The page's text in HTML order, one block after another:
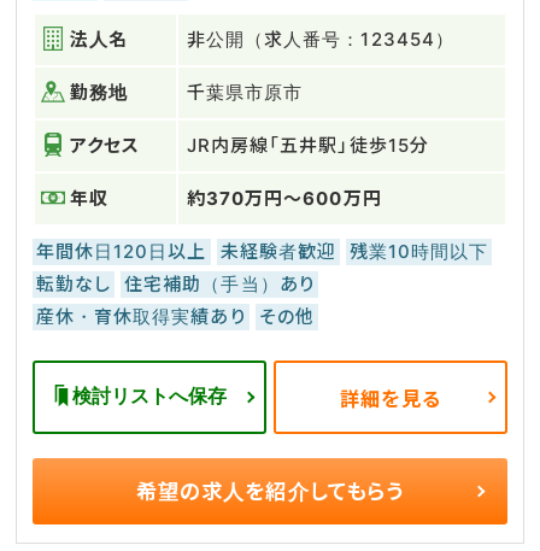
法人名 非公開（求人番号：123454）
勤務地 千葉県市原市
アクセス JR内房線「五井駅」徒歩15分
年収 約370万円～600万円
年間休日120日以上 未経験者歓迎
残業10時間以下
転勤なし
住宅補助（手当）あり
産休・育休取得実績あり
その他
検討リストへ保存 詳細を見る
希望の求人を紹介してもらう